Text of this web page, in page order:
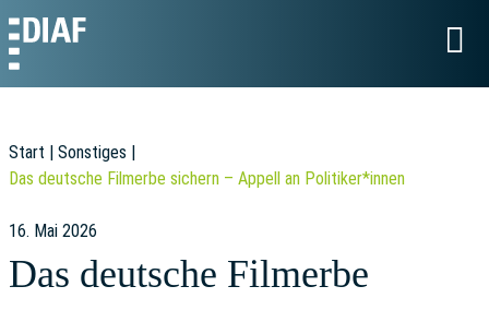
Start | Sonstiges |
Das deutsche Filmerbe sichern – Appell an Politiker*innen
16. Mai 2026
Das deutsche Filmerbe